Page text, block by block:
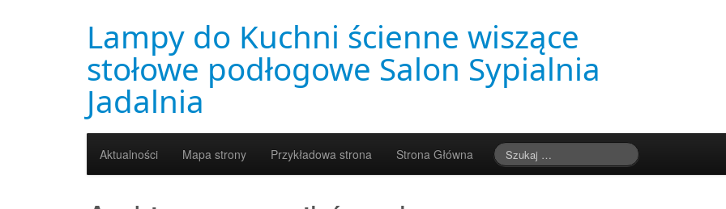
Lampy do Kuchni ścienne wiszące
stołowe podłogowe Salon Sypialnia
Jadalnia
Aktualności Mapa strony Przykładowa strona Strona Główna